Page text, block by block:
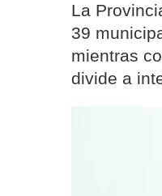
La
39
mientras
divide a